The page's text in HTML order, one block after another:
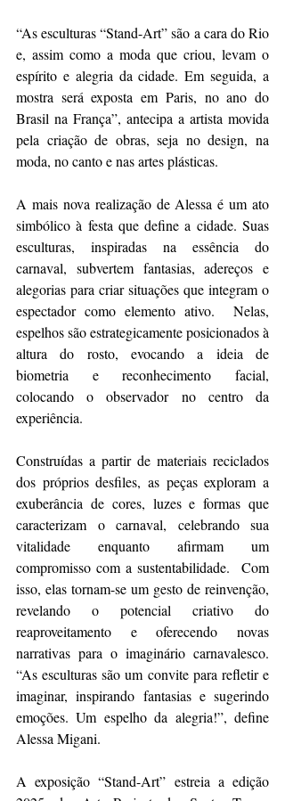
“As esculturas “Stand-Art” são a cara do Rio
e, assim como a moda que criou, levam o
espírito e alegria da cidade. Em seguida, a
mostra será exposta em Paris, no ano do
Brasil na França”, antecipa a artista movida
pela criação de obras, seja no design, na
moda, no canto e nas artes plásticas.
A mais nova realização de Alessa é um ato
simbólico à festa que define a cidade. Suas
esculturas, inspiradas na essência do
carnaval, subvertem fantasias, adereços e
alegorias para criar situações que integram o
espectador como elemento ativo.  Nelas,
espelhos são estrategicamente posicionados à
altura do rosto, evocando a ideia de
biometria e reconhecimento facial,
colocando o observador no centro da
experiência.
Construídas a partir de materiais reciclados
dos próprios desfiles, as peças exploram a
exuberância de cores, luzes e formas que
caracterizam o carnaval, celebrando sua
vitalidade enquanto afirmam um
compromisso com a sustentabilidade.  Com
isso, elas tornam-se um gesto de reinvenção,
revelando o potencial criativo do
reaproveitamento e oferecendo novas
narrativas para o imaginário carnavalesco.
“As esculturas são um convite para refletir e
imaginar, inspirando fantasias e sugerindo
emoções. Um espelho da alegria!”, define
Alessa Migani.
A exposição “Stand-Art” estreia a edição